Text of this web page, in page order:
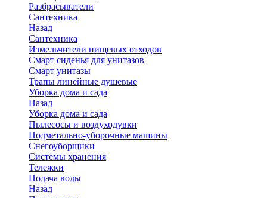
Разбрасыватели
Сантехника
Назад
Сантехника
Измельчители пищевых отходов
Смарт сиденья для унитазов
Смарт унитазы
Трапы линейные душевые
Уборка дома и сада
Назад
Уборка дома и сада
Пылесосы и воздуходувки
Подметально-уборочные машины
Снегоуборщики
Системы хранения
Тележки
Подача воды
Назад